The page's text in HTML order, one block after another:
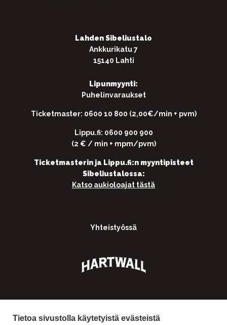
Tietoa sivustolla käytetyistä evästeistä
Lahden Sibeliustalo
Ankkurikatu 7
15140 Lahti
Lipunmyynti:
Puhelinvaraukset
Ticketmaster: 0600 10 800 (2,00€/min + pvm)
Lippu.fi: 0600 900 900
(2 € / min + mpm/pvm)
Ticketmasterin ja Lippu.fi:n myyntipisteet
Sibeliustalossa:
Katso aukioloajat tästä
Yhteistyössä